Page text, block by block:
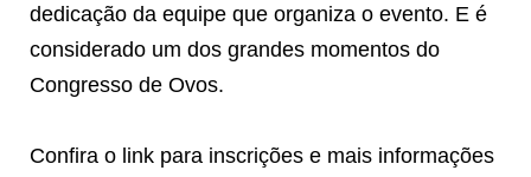
dedicação da equipe que organiza o evento. E é
considerado um dos grandes momentos do
Congresso de Ovos.
Confira o link para inscrições e mais informações